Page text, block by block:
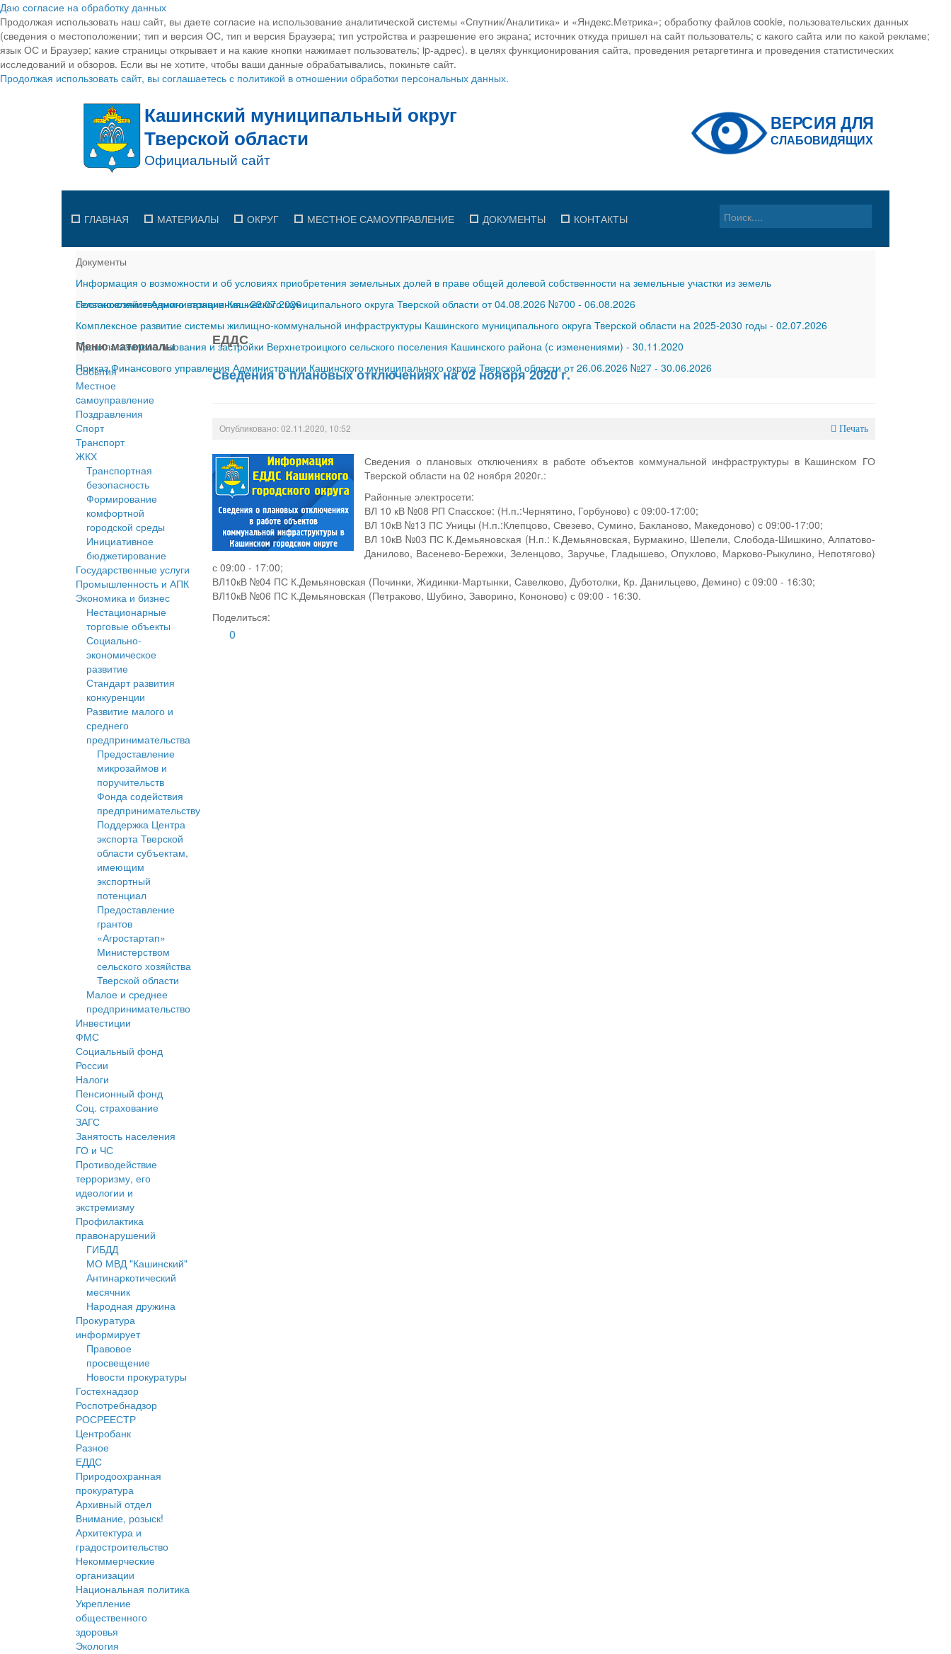
Даю согласие на обработку данных
Продолжая использовать наш сайт, вы даете согласие на использование аналитической системы «Спутник/Аналитика» и «Яндекс.Метрика»; обработку файлов cookie, пользовательских данных
(сведения о местоположении; тип и версия ОС, тип и версия Браузера; тип устройства и разрешение его экрана; источник откуда пришел на сайт пользователь; с какого сайта или по какой рекламе;
язык ОС и Браузер; какие страницы открывает и на какие кнопки нажимает пользователь; ip-адрес). в целях функционирования сайта, проведения ретаргетинга и проведения статистических
исследований и обзоров. Если вы не хотите, чтобы ваши данные обрабатывались, покиньте сайт.
Продолжая использовать сайт, вы соглашаетесь с политикой в отношении обработки персональных данных.
ГЛАВНАЯ МАТЕРИАЛЫ ОКРУГ МЕСТНОЕ САМОУПРАВЛЕНИЕ ДОКУМЕНТЫ КОНТАКТЫ
Документы
Информация о возможности и об условиях приобретения земельных долей в праве общей долевой собственности на земельные участки из земель
сельскохозяйственного назначения-29.07.2026
Постановление Администрации Кашинского муниципального округа Тверской области от 04.08.2026 №700 - 06.08.2026
Комплексное развитие системы жилищно-коммунальной инфраструктуры Кашинского муниципального округа Тверской области на 2025-2030 годы - 02.07.2026
Правила землепользования и застройки Верхнетроицкого сельского поселения Кашинского района (с изменениями) - 30.11.2020
Приказ Финансового управления Администрации Кашинского муниципального округа Тверской области от 26.06.2026 №27 - 30.06.2026
Меню материалы
События
Местное
cамоуправление
Поздравления
Спорт
Транспорт
ЖКХ
Транспортная
безопасность
Формирование
комфортной
городской среды
Инициативное
бюджетирование
Государственные услуги
Промышленность и АПК
Экономика и бизнес
Нестационарные
торговые объекты
Социально-
экономическое
развитие
Стандарт развития
конкуренции
Развитие малого и
среднего
предпринимательства
Предоставление
микрозаймов и
поручительств
Фонда содействия
предпринимательству
Поддержка Центра
экспорта Тверской
области субъектам,
имеющим
экспортный
потенциал
Предоставление
грантов
«Агростартап»
Министерством
сельского хозяйства
Тверской области
Малое и среднее
предпринимательство
Инвестиции
ФМС
Социальный фонд
России
Налоги
Пенсионный фонд
Соц. страхование
ЗАГС
Занятость населения
ГО и ЧС
Противодействие
терроризму, его
идеологии и
экстремизму
Профилактика
правонарушений
ГИБДД
МО МВД "Кашинский"
Антинаркотический
месячник
Народная дружина
Прокуратура
информирует
Правовое
просвещение
Новости прокуратуры
Гостехнадзор
Роспотребнадзор
РОСРЕЕСТР
Центробанк
Разное
ЕДДС
Природоохранная
прокуратура
Архивный отдел
Внимание, розыск!
Архитектура и
градостроительство
Некоммерческие
организации
Национальная политика
Укрепление
общественного
здоровья
Экология
ЕДДС
Сведения о плановых отключениях на 02 ноября 2020 г.
Опубликовано: 02.11.2020, 10:52 Печать
Сведения о плановых отключениях в работе объектов коммунальной инфраструктуры в Кашинском ГО
Тверской области на 02 ноября 2020г.:
Районные электросети:
ВЛ 10 кВ №08 РП Спасское: (Н.п.:Чернятино, Горбуново) с 09:00-17:00;
ВЛ 10кВ №13 ПС Уницы (Н.п.:Клепцово, Свезево, Сумино, Бакланово, Македоново) с 09:00-17:00;
ВЛ 10кВ №03 ПС К.Демьяновская (Н.п.: К.Демьяновская, Бурмакино, Шепели, Слобода-Шишкино, Алпатово-
Данилово, Васенево-Бережки, Зеленцово, Заручье, Гладышево, Опухлово, Марково-Рыкулино, Непотягово)
с 09:00 - 17:00;
ВЛ10кВ №04 ПС К.Демьяновская (Починки, Жидинки-Мартынки, Савелково, Дуботолки, Кр. Данильцево, Демино) с 09:00 - 16:30;
ВЛ10кВ №06 ПС К.Демьяновская (Петраково, Шубино, Заворино, Кононово) с 09:00 - 16:30.
Поделиться:
0